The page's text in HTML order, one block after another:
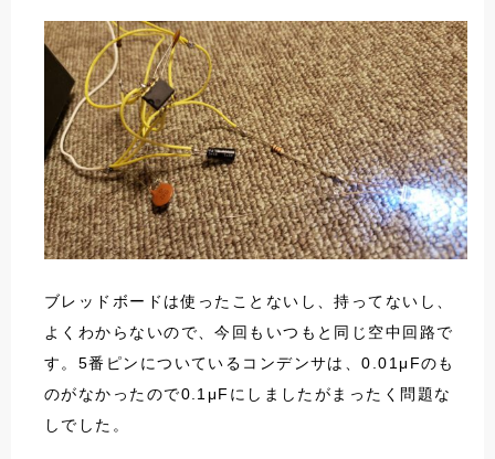
ブレッドボードは使ったことないし、持ってないし、
よくわからないので、今回もいつもと同じ空中回路で
す。5番ピンについているコンデンサは、0.01μFのも
のがなかったので0.1μFにしましたがまったく問題な
しでした。